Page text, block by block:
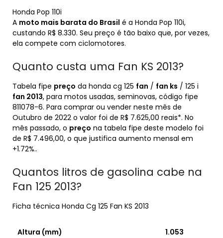
Honda Pop 110i
A moto mais barata do Brasil é a Honda Pop 110i,
custando R$ 8.330. Seu preço é tão baixo que, por vezes,
ela compete com ciclomotores.
Quanto custa uma Fan KS 2013?
Tabela fipe preço da honda cg 125 fan / fan ks / 125 i
fan 2013, para motos usadas, seminovas, código fipe
811078-6. Para comprar ou vender neste mês de
Outubro de 2022 o valor foi de R$ 7.625,00 reais*. No
mês passado, o preço na tabela fipe deste modelo foi
de R$ 7.496,00, o que justifica aumento mensal em
+1.72%..
Quantos litros de gasolina cabe na
Fan 125 2013?
Ficha técnica Honda Cg 125 Fan KS 2013
Altura (mm) 1.053